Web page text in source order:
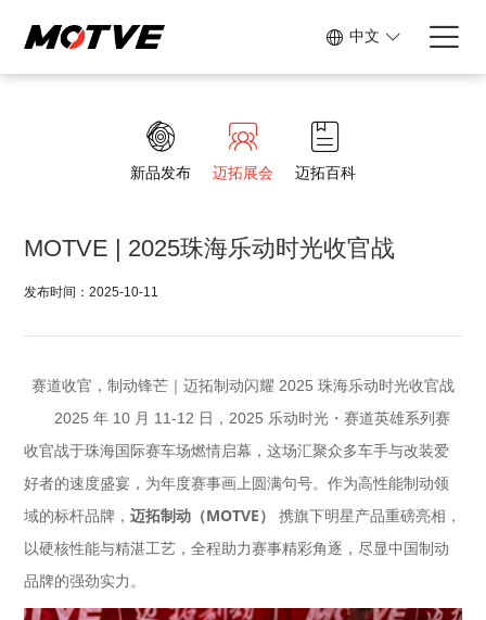
中文
新品发布 迈拓展会 迈拓百科
MOTVE | 2025珠海乐动时光收官战
发布时间：2025-10-11
赛道收官，制动锋芒｜迈拓制动闪耀 2025 珠海乐动时光收官战
2025 年 10 月 11-12 日，2025 乐动时光・赛道英雄系列赛
收官战于珠海国际赛车场燃情启幕，这场汇聚众多车手与改装爱
好者的速度盛宴，为年度赛事画上圆满句号。作为高性能制动领
域的标杆品牌，迈拓制动（MOTVE）
携旗下明星产品重磅亮相，
以硬核性能与精湛工艺，全程助力赛事精彩角逐，尽显中国制动
品牌的强劲实力。